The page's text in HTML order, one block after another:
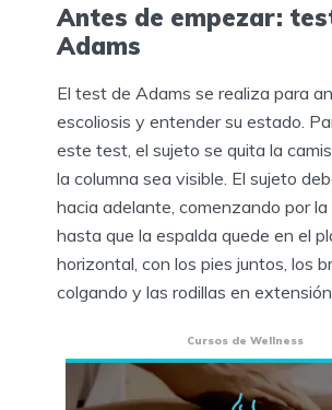
Antes de empezar:
Adams
El test de Adams se realiza para
escoliosis y entender su estado.
este test, el sujeto se quita la
la columna sea visible. El sujeto
hacia adelante, comenzando por la
hasta que la espalda quede en el
horizontal, con los pies juntos, los
colgando y las rodillas en extensión.
Cursos de Wellness